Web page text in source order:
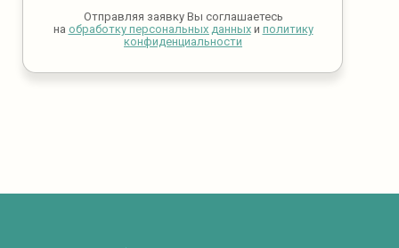
Отправляя заявку Вы соглашаетесь
на обработку персональных данных и политику
конфиденциальности